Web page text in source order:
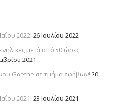
2022! 26 Ιουλίου 2022
μετά από 50 ώρες
2021
Goethe σε τμήμα εφήβων! 20
2021! 23 Ιουλίου 2021